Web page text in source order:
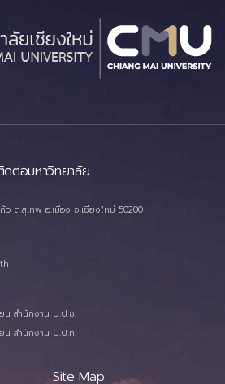
ดต่อมหาวิทยาลัย
ต.สุเทพ อ.เมือง จ.เชียงใหม่ 50200
ยน สำนักงาน ป.ป.ช.
ยน สำนักงาน ป.ป.ท.
Site Map